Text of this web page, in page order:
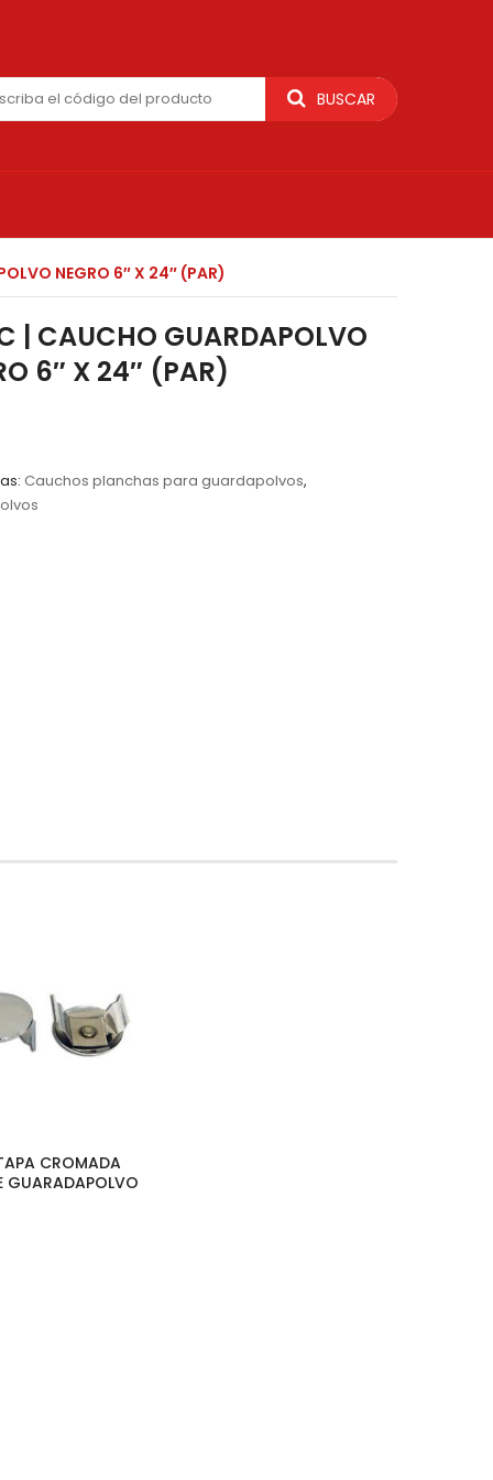
BUSCAR
NEGRO 6″ X 24″ (PAR)
| CAUCHO GUARDAPOLVO
6″ X 24″ (PAR)
Cauchos planchas para guardapolvos,
CROMADA
GUARADAPOLVO